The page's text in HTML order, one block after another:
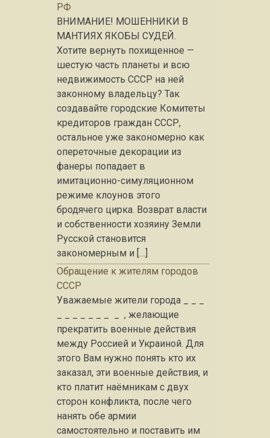
РФ
ВНИМАНИЕ! МОШЕННИКИ В
МАНТИЯХ ЯКОБЫ СУДЕЙ.
Хотите вернуть похищенное —
шестую часть планеты и всю
недвижимость СССР на ней
законному владельцу? Так
создавайте городские Комитеты
кредиторов граждан СССР,
остальное уже закономерно как
опереточные декорации из
фанеры попадает в
имитационно-симуляционном
режиме клоунов этого
бродячего цирка. Возврат власти
и собственности хозяину Земли
Русской становится
закономерным и […]
Обращение к жителям городов
СССР
Уважаемые жители города _ _ _
_ _ _ _ _ _ _ _ , желающие
прекратить военные действия
между Россией и Украиной. Для
этого Вам нужно понять кто их
заказал, эти военные действия, и
кто платит наёмникам с двух
сторон конфликта, после чего
нанять обе армии
самостоятельно и поставить им